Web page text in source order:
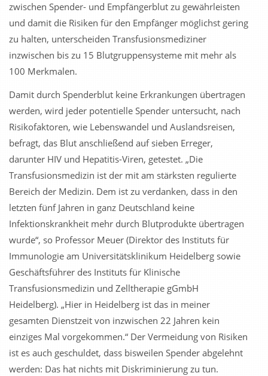
zwischen Spender- und Empfängerblut zu gewährleisten
und damit die Risiken für den Empfänger möglichst gering
zu halten, unterscheiden Transfusionsmediziner
inzwischen bis zu 15 Blutgruppensysteme mit mehr als
100 Merkmalen.
Damit durch Spenderblut keine Erkrankungen übertragen
werden, wird jeder potentielle Spender untersucht, nach
Risikofaktoren, wie Lebenswandel und Auslandsreisen,
befragt, das Blut anschließend auf sieben Erreger,
darunter HIV und Hepatitis-Viren, getestet. „Die
Transfusionsmedizin ist der mit am stärksten regulierte
Bereich der Medizin. Dem ist zu verdanken, dass in den
letzten fünf Jahren in ganz Deutschland keine
Infektionskrankheit mehr durch Blutprodukte übertragen
wurde“, so Professor Meuer (Direktor des Instituts für
Immunologie am Universitätsklinikum Heidelberg sowie
Geschäftsführer des Instituts für Klinische
Transfusionsmedizin und Zelltherapie gGmbH
Heidelberg). „Hier in Heidelberg ist das in meiner
gesamten Dienstzeit von inzwischen 22 Jahren kein
einziges Mal vorgekommen.“ Der Vermeidung von Risiken
ist es auch geschuldet, dass bisweilen Spender abgelehnt
werden: Das hat nichts mit Diskriminierung zu tun.